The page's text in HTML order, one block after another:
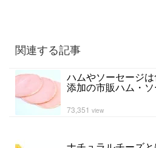
関連する記事
ハムやソーセージ
添加の市販ハム・
73,351 view